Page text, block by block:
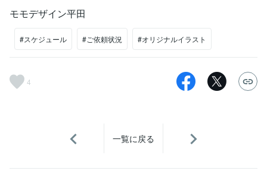
モモデザイン平田
#スケジュール #ご依頼状況 #オリジナルイラスト
4
一覧に戻る